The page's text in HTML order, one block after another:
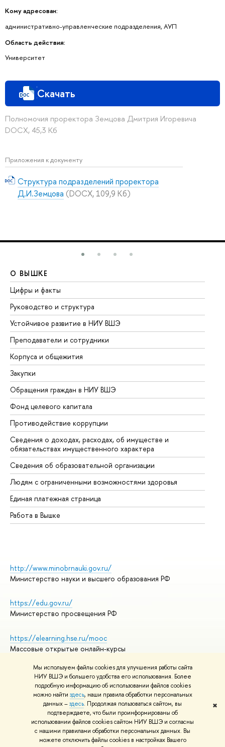
Мы используем файлы cookies для улучшения работы сайта
НИУ ВШЭ и большего удобства его использования. Более
подробную информацию об использовании файлов cookies
можно найти здесь, наши правила обработки персональных
данных –здесь. Продолжая пользоваться сайтом, вы
подтверждаете, что были проинформированы об
использовании файлов cookies сайтом НИУ ВШЭ и согласны
с нашими правилами обработки персональных данных. Вы
можете отключить файлы cookies в настройках Вашего
✖
Кому адресован:
административно-управленческие подразделения, АУП
Область действия:
Университет
Скачать
Полномочия проректора Земцова Дмитрия Игоревича
DOCX, 45,3 Кб
Приложения к документу
Структура подразделений проректора
Д.И.Земцова (DOCX, 109,9 Кб)
О ВЫШКЕ
Цифры и факты
Руководство и структура
Устойчивое развитие в НИУ ВШЭ
Преподаватели и сотрудники
Корпуса и общежития
Закупки
Обращения граждан в НИУ ВШЭ
Фонд целевого капитала
Противодействие коррупции
Сведения о доходах, расходах, об имуществе и
обязательствах имущественного характера
Сведения об образовательной организации
Людям с ограниченными возможностями здоровья
Единая платежная страница
Работа в Вышке
http://www.minobrnauki.gov.ru/
Министерство науки и высшего образования РФ
https://edu.gov.ru/
Министерство просвещения РФ
https://elearning.hse.ru/mooc
Массовые открытые онлайн-курсы
© НИУ ВШЭ 1993–2026
Адреса и контакты
Условия использования материалов
Политика конфиденциальности
Правила применения рекомендательных технологий в НИУ ВШЭ
Карта сайта